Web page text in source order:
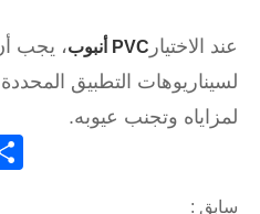
عند الاختيار PVC أنبوب
، يجب
لسيناريوهات التطبيق
لمزاياه وتجنب عيوبه.
سابق :